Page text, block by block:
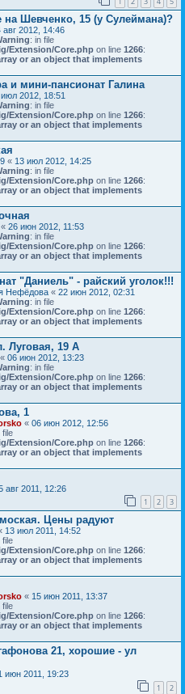
на Шевченко, 15 (у Сулеймана)?
авг 2012, 14:46
: in file
Extension/Core.php on line 1266:
or an object that implements
и мини-пансионат Галина
2012, 18:51
: in file
Extension/Core.php on line 1266:
or an object that implements
« 13 июл 2012, 14:25
: in file
Extension/Core.php on line 1266:
or an object that implements
« 26 июн 2012, 11:53
: in file
Extension/Core.php on line 1266:
or an object that implements
"Даниель" - райский уголок!!!
Нефёдова « 22 июн 2012, 02:31
: in file
Extension/Core.php on line 1266:
or an object that implements
Луговая, 19 А
« 06 июн 2012, 13:23
: in file
Extension/Core.php on line 1266:
or an object that implements
1
« 06 июн 2012, 12:56
file
Extension/Core.php on line 1266:
or an object that implements
авг 2011, 12:26
1 2 3
Цены радуют
13 июл 2011, 14:52
file
Extension/Core.php on line 1266:
or an object that implements
« 15 июн 2011, 13:37
file
Extension/Core.php on line 1266:
or an object that implements
21, хорошие - ул
июн 2011, 19:23
1 2